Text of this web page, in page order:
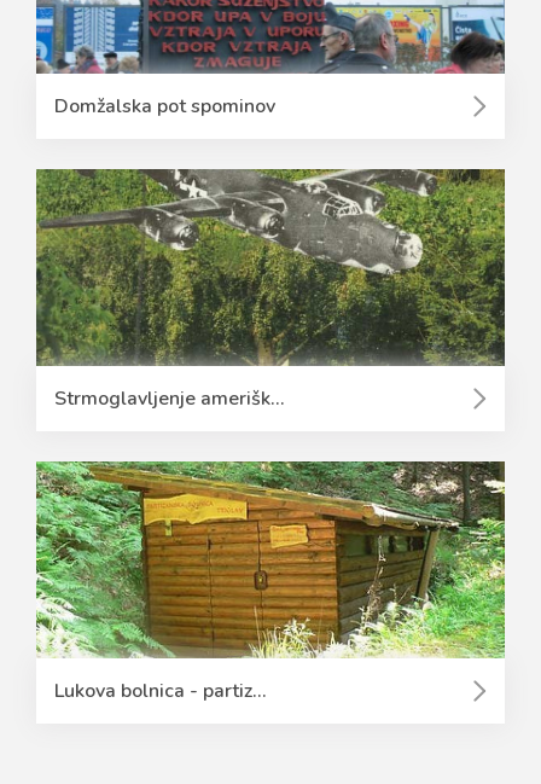
Domžalska pot spominov
Strmoglavljenje amerišk...
Lukova bolnica - partiz...